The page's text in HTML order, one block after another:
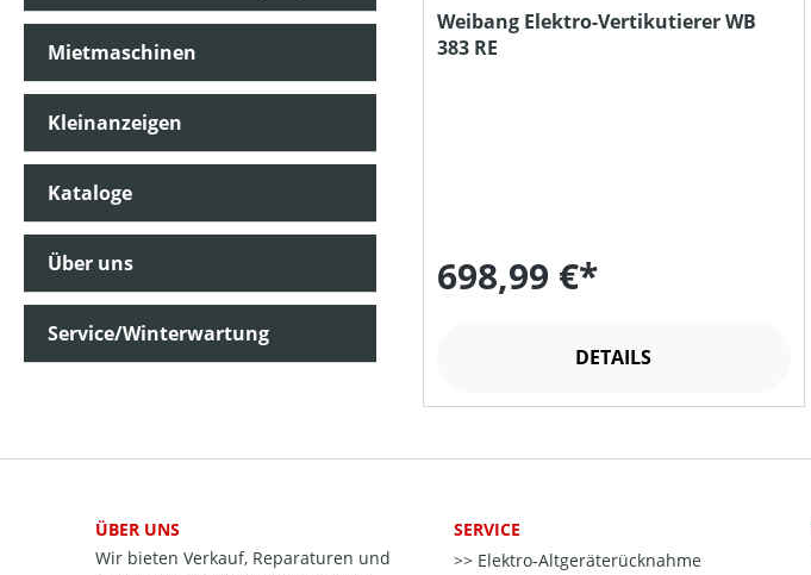
Mietmaschinen
Kleinanzeigen
Kataloge
Über uns
Service/Winterwartung
Weibang Elektro-Vertikutierer WB
383 RE
698,99 €*
DETAILS
ÜBER UNS
Wir bieten Verkauf, Reparaturen und
SERVICE
Elektro-Altgeräterücknahme